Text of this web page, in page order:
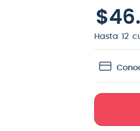
$46.
Hasta 12